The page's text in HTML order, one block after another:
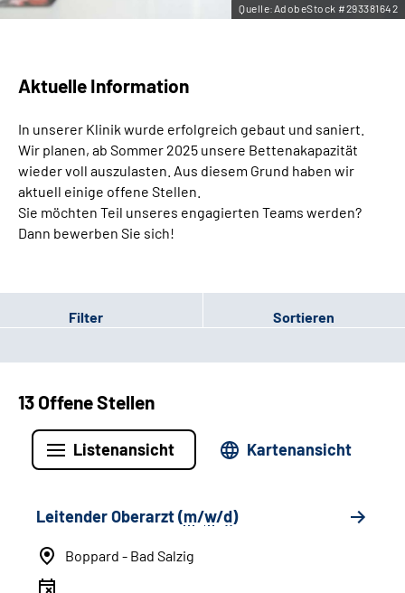
Quelle:AdobeStock #293381642
Aktuelle Information
In unserer Klinik wurde erfolgreich gebaut und saniert.
Wir planen, ab Sommer 2025 unsere Bettenakapazität
wieder voll auszulasten. Aus diesem Grund haben wir
aktuell einige offene Stellen.
Sie möchten Teil unseres engagierten Teams werden?
Dann bewerben Sie sich!
Filter Sortieren
13 Offene Stellen
Listenansicht Kartenansicht
Leitender Oberarzt (m/w/d)
Boppard - Bad Salzig